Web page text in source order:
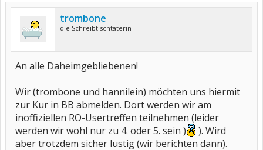
trombone
die Schreibtischtäterin
An alle Daheimgebliebenen!
Wir (trombone und hannilein) möchten uns hiermit
zur Kur in BB abmelden. Dort werden wir am
inoffiziellen RO-Usertreffen teilnehmen (leider
werden wir wohl nur zu 4. oder 5. sein )
). Wird
aber trotzdem sicher lustig (wir berichten dann).